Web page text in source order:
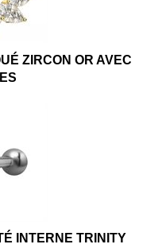
ZIRCON OR AVEC
INTERNE TRINITY